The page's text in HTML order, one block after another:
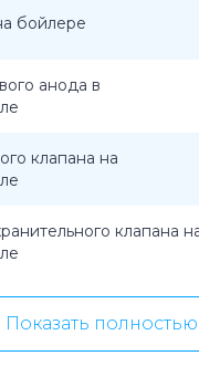
бойлере
анода в
клапана на
клапана
Показать полностью